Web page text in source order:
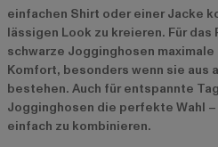
einfachen Shirt oder einer Jacke
lässigen Look zu kreieren. Für
schwarze Jogginghosen
Komfort, besonders wenn sie aus
bestehen. Auch für entspannte
Jogginghosen die perfekte Wahl
einfach zu kombinieren.